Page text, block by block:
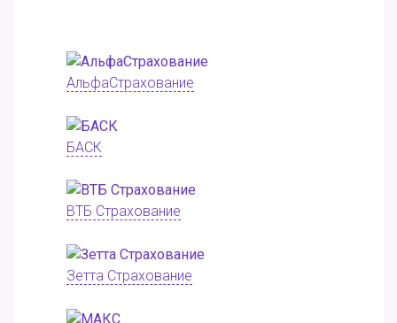
АльфаСтрахование
БАСК
ВТБ Страхование
Зетта Страхование